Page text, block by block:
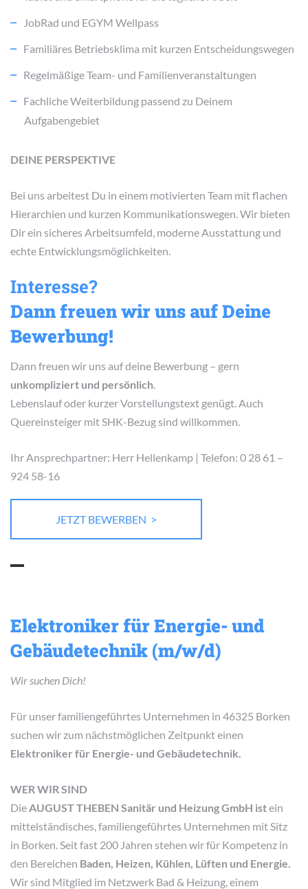
JobRad und EGYM Wellpass
Familiäres Betriebsklima mit kurzen Entscheidungswegen
Regelmäßige Team- und Familienveranstaltungen
Fachliche Weiterbildung passend zu Deinem
Aufgabengebiet
DEINE PERSPEKTIVE
Bei uns arbeitest Du in einem motivierten Team mit flachen
Hierarchien und kurzen Kommunikationswegen. Wir bieten
Dir ein sicheres Arbeitsumfeld, moderne Ausstattung und
echte Entwicklungsmöglichkeiten.
Interesse?
Dann freuen wir uns auf Deine
Bewerbung!
Dann freuen wir uns auf deine Bewerbung – gern
unkompliziert und persönlich.
Lebenslauf oder kurzer Vorstellungstext genügt. Auch
Quereinsteiger mit SHK-Bezug sind willkommen.
Ihr Ansprechpartner: Herr Hellenkamp | Telefon: 0 28 61 –
924 58-16
JETZT BEWERBEN >
Elektroniker für Energie- und
Gebäudetechnik (m/w/d)
Wir suchen Dich!
Für unser familiengeführtes Unternehmen in 46325 Borken
suchen wir zum nächstmöglichen Zeitpunkt einen
Elektroniker für Energie- und Gebäudetechnik.
WER WIR SIND
DieAUGUST THEBEN Sanitär und Heizung GmbH istein
mittelständisches, familiengeführtes Unternehmen mit Sitz
in Borken. Seit fast 200 Jahren stehen wir für Kompetenz in
den Bereichen Baden, Heizen, Kühlen, Lüften und Energie.
Wir sind Mitglied im Netzwerk Bad & Heizung, einem